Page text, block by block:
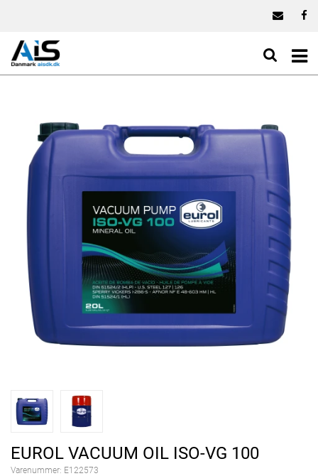
EUROL VACUUM OIL ISO-VG 100
Varenummer: E122573